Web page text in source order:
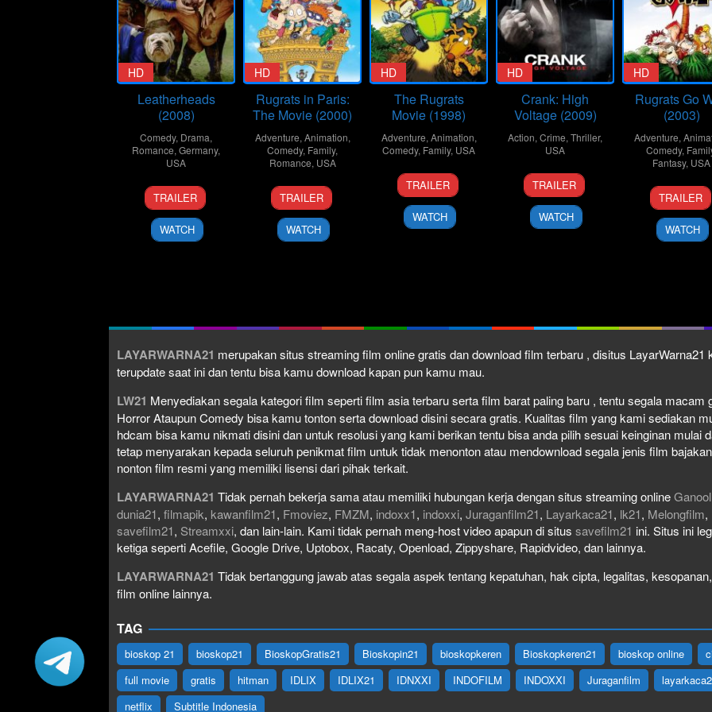
HD
Leatherheads
(2008)
Comedy, Drama,
Romance, Germany,
USA
24
Mar
2008
George
Clooney
TRAILER
WATCH
HD
Rugrats in Paris:
The Movie (2000)
Adventure, Animation,
Comedy, Family,
Romance, USA
17
Nov
2000
Stig
Bergqvist
TRAILER
WATCH
HD
The Rugrats
Movie (1998)
Adventure, Animation,
Comedy, Family, USA
20
Nov
1998
Norton
Virgien
TRAILER
WATCH
HD
Crank: High
Voltage (2009)
Action, Crime, Thriller,
USA
16
Apr
2009
Mark
Neveldine
TRAILER
WATCH
HD
Rugrats Go
(2003)
Adventure,
Comedy,
Fantasy, USA
13
Jun
2003
John
Eng
TRAILER
WATCH
LAYARWARNA21 merupakan situs streaming film online gratis dan download film terbaru , disitus
terupdate saat ini dan tentu bisa kamu download kapan pun kamu mau.
LW21 Menyediakan segala kategori film seperti film asia terbaru serta film barat paling baru , tentu segala
Horror Ataupun Comedy bisa kamu tonton serta download disini secara gratis. Kualitas film yang kami sediakan
hdcam bisa kamu nikmati disini dan untuk resolusi yang kami berikan tentu bisa anda pilih sesuai keinginan mulai
tetap menyarakan kepada seluruh penikmat film untuk tidak menonton atau mendownload segala jenis film
nonton film resmi yang memiliki lisensi dari pihak terkait.
LAYARWARNA21 Tidak pernah bekerja sama atau memiliki hubungan kerja dengan situs streaming onlineGanool
dunia21, filmapik, kawanfilm21, Fmoviez, FMZM, indoxx1, indoxxi, Juraganfilm21, Layarkaca21, lk21, Melongfilm,
savefilm21, Streamxxi, dan lain-lain. Kami tidak pernah meng-host video apapun di situs savefilm21 ini. Situs ini
ketiga seperti Acefile, Google Drive, Uptobox, Racaty, Openload, Zippyshare, Rapidvideo, dan lainnya.
LAYARWARNA21 Tidak bertanggung jawab atas segala aspek tentang kepatuhan, hak cipta, legalitas,
film online lainnya.
TAG
bioskop 21 bioskop21 BioskopGratis21 Bioskopin21 bioskopkeren Bioskopkeren21 bioskop online
full movie
gratis hitman IDLIX IDLIX21 IDNXXI INDOFILM INDOXXI Juraganfilm
netflix
Subtitle Indonesia